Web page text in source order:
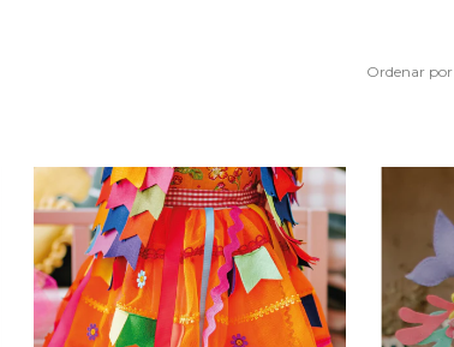
Ordenar por